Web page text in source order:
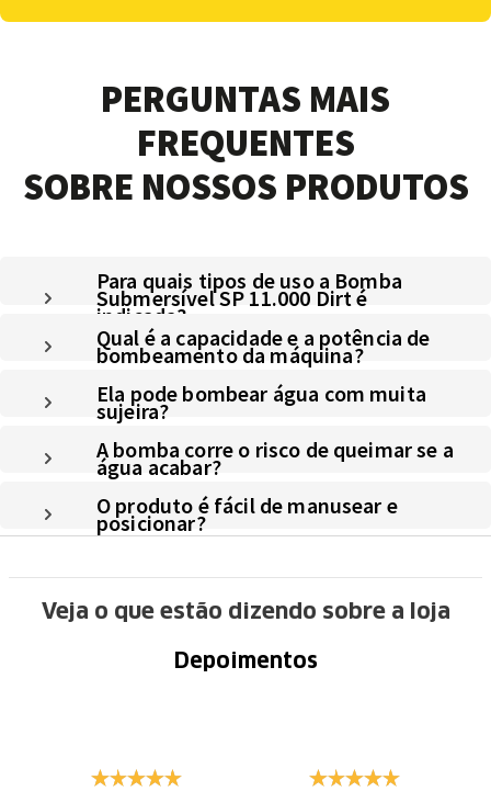
PERGUNTAS MAIS
FREQUENTES
SOBRE NOSSOS PRODUTOS
Para quais tipos de uso a Bomba
Submersível SP 11.000 Dirt é
indicada?
Qual é a capacidade e a potência de
bombeamento da máquina?
Ela pode bombear água com muita
sujeira?
A bomba corre o risco de queimar se a
água acabar?
O produto é fácil de manusear e
posicionar?
Veja o que estão dizendo sobre a loja
Depoimentos